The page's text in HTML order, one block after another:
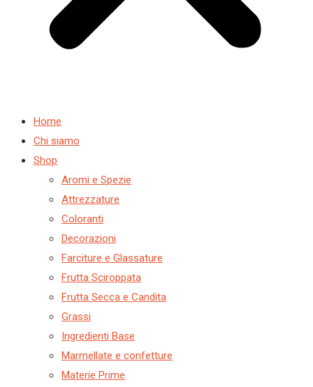
Home
Chi siamo
Shop
Aromi e Spezie
Attrezzature
Coloranti
Decorazioni
Farciture e Glassature
Frutta Sciroppata
Frutta Secca e Candita
Grassi
Ingredienti Base
Marmellate e confetture
Materie Prime